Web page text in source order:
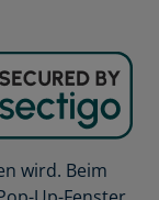
wird. Beim